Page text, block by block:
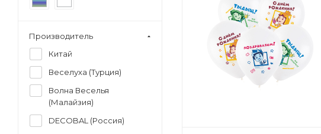
Производитель
Китай
Веселуха (Турция)
Волна Веселья
(Малайзия)
DECOBAL (Россия)